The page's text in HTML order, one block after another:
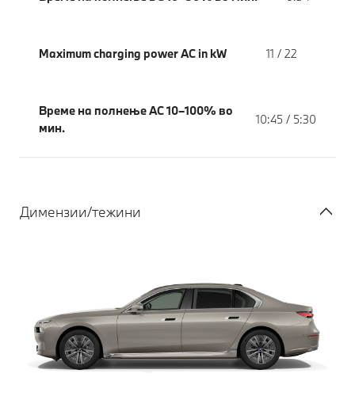
Maximum charging power AC in kW 11 / 22
Време на полнење AC 10–100% во
мин.
10:45 / 5:30
Димензии/тежини